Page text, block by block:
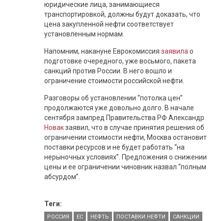
юридические лица, занимающиеся
транспортировкой, должны будут доказать, что
цена закупленной нефти соответствует
установленным нормам.
Напомним, накануне Еврокомиссия заявила о
подготовке очередного, уже восьмого, пакета
санкций против России. В него вошло и
ограничение стоимости российской нефти.
Разговоры об установлении “потолка цен”
продолжаются уже довольно долго. В начале
сентября зампред Правительства РФ Александр
Новакзаявил, что в случае принятия решения об
ограничении стоимости нефти, Москва остановит
поставки ресурсов и не будет работать “на
нерыночных условиях”. Предложения о снижении
цены и ее ограничении чиновник назвал “полным
абсурдом”.
Теги:
РОССИЯ ЕС НЕФТЬ ПОСТАВКИ НЕФТИ
САНКЦИИ